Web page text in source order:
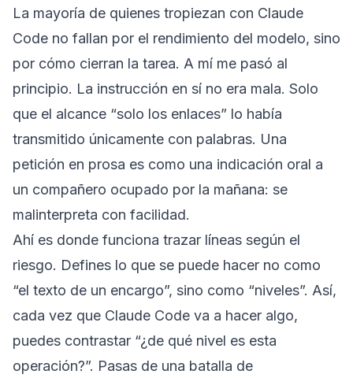
La mayoría de quienes tropiezan con Claude
Code no fallan por el rendimiento del modelo, sino
por cómo cierran la tarea. A mí me pasó al
principio. La instrucción en sí no era mala. Solo
que el alcance “solo los enlaces” lo había
transmitido únicamente con palabras. Una
petición en prosa es como una indicación oral a
un compañero ocupado por la mañana: se
malinterpreta con facilidad.
Ahí es donde funciona trazar líneas según el
riesgo. Defines lo que se puede hacer no como
“el texto de un encargo”, sino como “niveles”. Así,
cada vez que Claude Code va a hacer algo,
puedes contrastar “¿de qué nivel es esta
operación?”. Pasas de una batalla de